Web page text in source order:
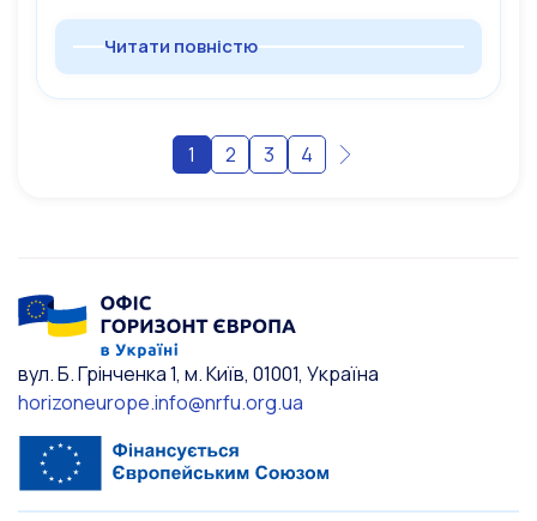
Читати повністю
1 2 3 4
вул. Б. Грінченка 1, м. Київ, 01001, Україна
horizoneurope.info@nrfu.org.ua